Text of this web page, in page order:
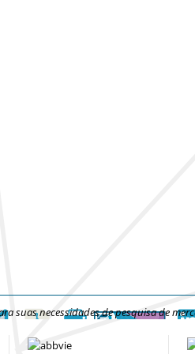
suas necessidades de pesquisa de